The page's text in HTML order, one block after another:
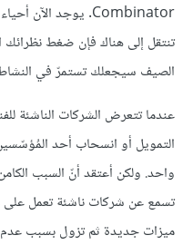
Combinator. يوجد الآن
تنتقل إلى هناك فإن ضغط
الصيف سيجعلك تستمرّ في
عندما تتعرض الشركات الناشئة
التمويل أو انسحاب أحد
واحد. ولكن أعتقد أنّ السبب
تسمع عن شركات ناشئة تعمل على
ميزات جديدة ثم تزول بسبب عدم